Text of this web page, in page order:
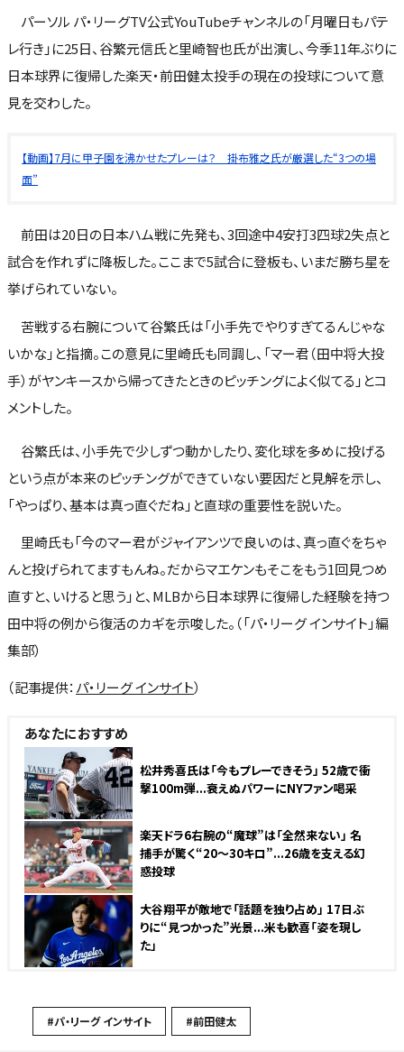
パーソル パ・リーグTV公式YouTubeチャンネルの「月曜日もパテ
レ行き」に25日、谷繁元信氏と里崎智也氏が出演し、今季11年ぶりに
日本球界に復帰した楽天・前田健太投手の現在の投球について意
見を交わした。
【動画】7月に甲子園を沸かせたプレーは？ 掛布雅之氏が厳選した“3つの場
面”
前田は20日の日本ハム戦に先発も、3回途中4安打3四球2失点と
試合を作れずに降板した。ここまで5試合に登板も、いまだ勝ち星を
挙げられていない。
苦戦する右腕について谷繁氏は「小手先でやりすぎてるんじゃな
いかな」と指摘。この意見に里崎氏も同調し、「マー君（田中将大投
手）がヤンキースから帰ってきたときのピッチングによく似てる」とコ
メントした。
谷繁氏は、小手先で少しずつ動かしたり、変化球を多めに投げる
という点が本来のピッチングができていない要因だと見解を示し、
「やっぱり、基本は真っ直ぐだね」と直球の重要性を説いた。
里崎氏も「今のマー君がジャイアンツで良いのは、真っ直ぐをちゃ
んと投げられてますもんね。だからマエケンもそこをもう1回見つめ
直すと、いけると思う」と、MLBから日本球界に復帰した経験を持つ
田中将の例から復活のカギを示唆した。（「パ・リーグ インサイト」編
集部）
（記事提供： パ・リーグ インサイト）
あなたにおすすめ
松井秀喜氏は「今もプレーできそう」 52歳で衝
撃100m弾...衰えぬパワーにNYファン喝采
楽天ドラ6右腕の“魔球”は「全然来ない」 名
捕手が驚く“20〜30キロ”...26歳を支える幻
惑投球
大谷翔平が敵地で「話題を独り占め」 17日ぶ
りに“見つかった”光景...米も歓喜「姿を現し
た」
#パ・リーグ インサイト #前田健太